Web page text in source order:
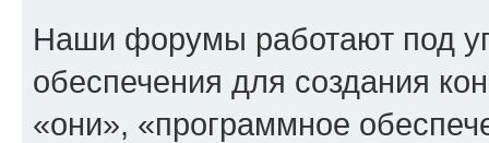
Наши форумы работают под
обеспечения для создания
«они», «программное